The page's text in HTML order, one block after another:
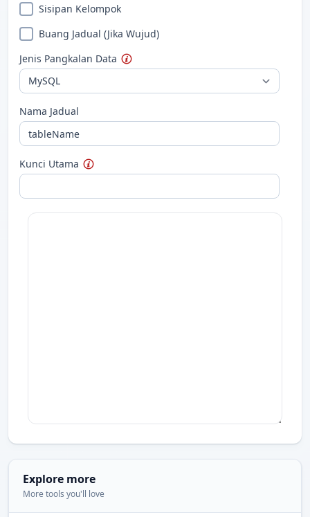
Sisipan Kelompok
Buang Jadual (Jika Wujud)
Jenis Pangkalan Data
Nama Jadual
Kunci Utama
Explore more
More tools you'll love